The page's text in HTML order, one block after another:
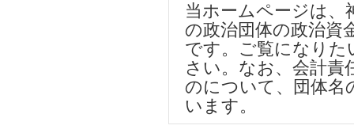
当ホームページは、
の政治団体の政治資
です。ご覧になりた
さい。なお、会計責
のについて、団体名
います。